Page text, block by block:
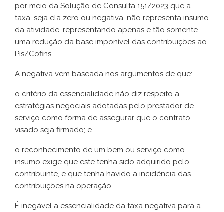
por meio da Solução de Consulta 151/2023 que a
taxa, seja ela zero ou negativa, não representa insumo
da atividade, representando apenas e tão somente
uma redução da base imponível das contribuições ao
Pis/Cofins.
A negativa vem baseada nos argumentos de que:
o critério da essencialidade não diz respeito a
estratégias negociais adotadas pelo prestador de
serviço como forma de assegurar que o contrato
visado seja firmado; e
o reconhecimento de um bem ou serviço como
insumo exige que este tenha sido adquirido pelo
contribuinte, e que tenha havido a incidência das
contribuições na operação.
É inegável a essencialidade da taxa negativa para a